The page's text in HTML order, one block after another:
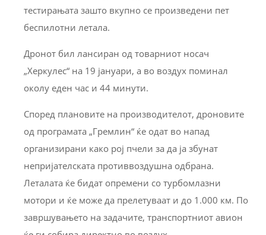
тестирањата зашто вкупно се произведени пет
беспилотни летала.
Дронот бил лансиран од товарниот носач
„Херкулес“ на 19 јануари, а во воздух поминал
околу еден час и 44 минути.
Според плановите на производителот, дроновите
од програмата „Гремлин“ ќе одат во напад
организирани како рој пчели за да ја збунат
непријателската противвоздушна одбрана.
Леталата ќе бидат опремени со турбомлазни
мотори и ќе може да прелетуваат и до 1.000 км. По
завршувањето на задачите, транспортниот авион